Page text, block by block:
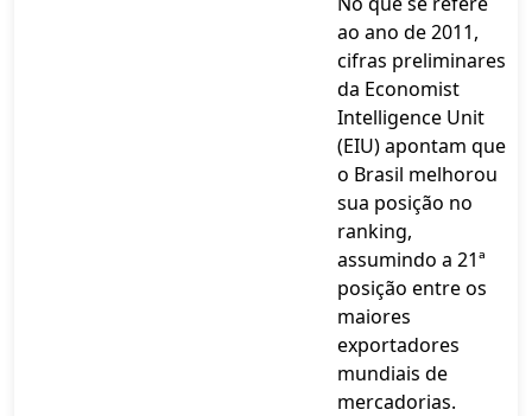
ao ano de 2011,
cifras preliminares
da Economist
Intelligence Unit
(EIU) apontam que
o Brasil melhorou
sua posição no
ranking,
assumindo a 21ª
posição entre os
maiores
exportadores
mundiais de
mercadorias.